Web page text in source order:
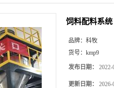
饲料配料系
品牌： 科牧
货号： kmp9
发布日期： 2022-
更新日期： 2026-